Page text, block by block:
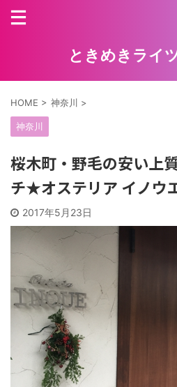
ときめきライ
HOME > 神奈川 >
神奈川
桜木町・野毛の安い上
チ★オステリア イノウ
2017年5月23日